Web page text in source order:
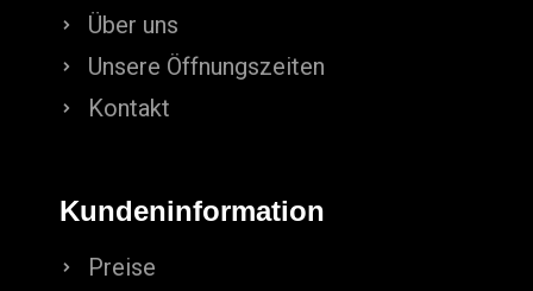
Über uns
Unsere Öffnungszeiten
Kontakt
Kundeninformation
Preise